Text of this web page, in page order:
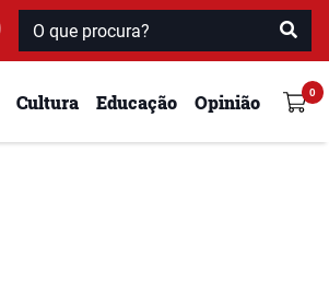
Cultura Educação Opinião